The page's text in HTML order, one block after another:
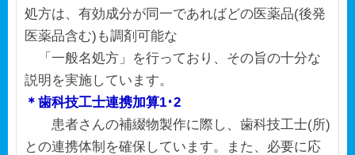
処方は、有効成分が同一であればどの医薬品(後発
医薬品含む)も調剤可能な
「一般名処方」を行っており、その旨の十分な
説明を実施しています。
＊歯科技工士連携加算1･2
患者さんの補綴物製作に際し、歯科技工士(所)
との連携体制を確保しています。また、必要に応